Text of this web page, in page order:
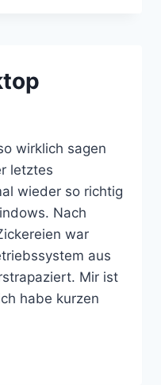
wirklich sagen
letztes
wieder so richtig
Nach
war
aus
Mir ist
habe kurzen